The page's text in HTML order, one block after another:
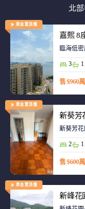
北
黃金置頂盤
嘉熙 8
臨海低
3 1
售 $960萬
黃金置頂盤
新葵芳
新葵芳
2 1
售 $600萬
黃金置頂盤
新峰花